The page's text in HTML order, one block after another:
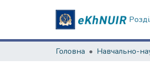
Головна